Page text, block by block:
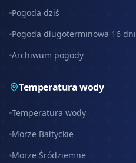
Pogoda dziś
Pogoda długoterminowa 16 dni
Archiwum pogody
Temperatura wody
Temperatura wody
Morze Bałtyckie
Morze Śródziemne